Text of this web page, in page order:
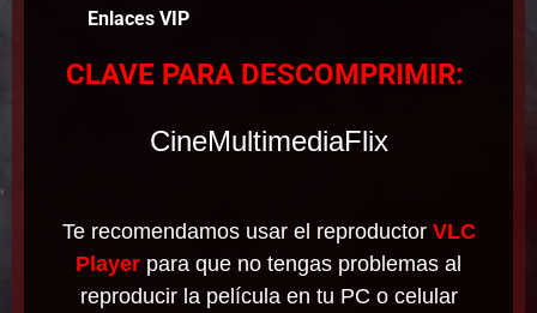
Enlaces VIP
CLAVE PARA DESCOMPRIMIR:
CineMultimediaFlix
Te recomendamos usar el reproductor VLC
Player para que no tengas problemas al
reproducir la película en tu PC o celular